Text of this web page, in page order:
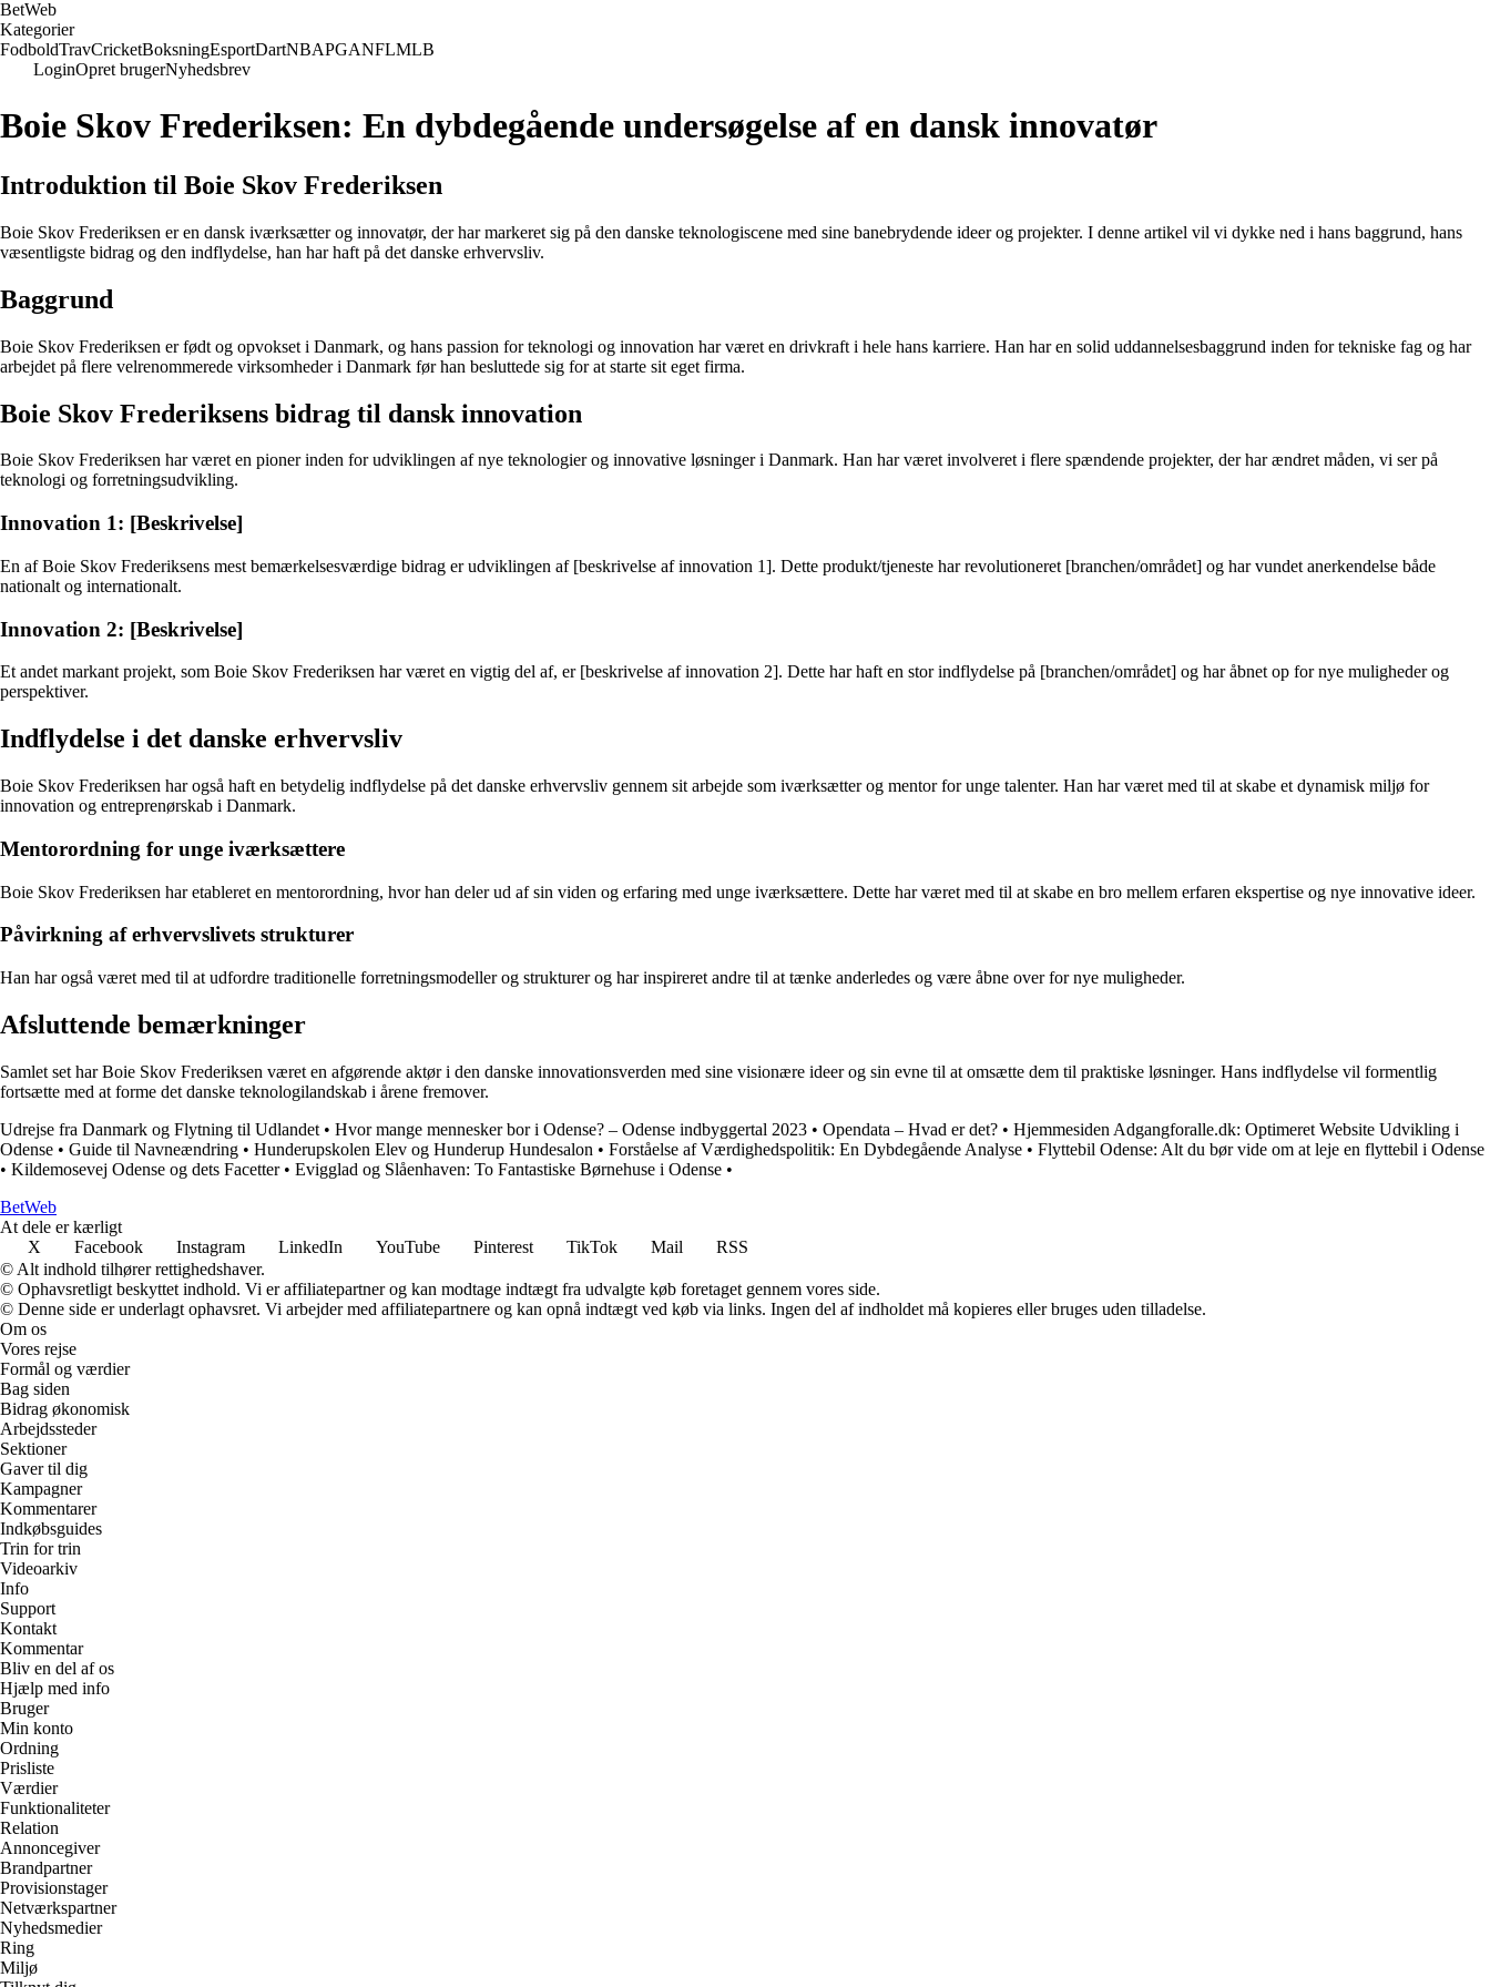
BetWeb
Kategorier
FodboldTravCricketBoksningEsportDartNBAPGANFLMLB
LoginOpret brugerNyhedsbrev
Boie Skov Frederiksen: En dybdegående undersøgelse af en dansk innovatør
Introduktion til Boie Skov Frederiksen
Boie Skov Frederiksen er en dansk iværksætter og innovatør, der har markeret sig på den danske teknologiscene med sine banebrydende ideer og projekter. I denne artikel vil vi dykke ned i hans baggrund, hans
væsentligste bidrag og den indflydelse, han har haft på det danske erhvervsliv.
Baggrund
Boie Skov Frederiksen er født og opvokset i Danmark, og hans passion for teknologi og innovation har været en drivkraft i hele hans karriere. Han har en solid uddannelsesbaggrund inden for tekniske fag og har
arbejdet på flere velrenommerede virksomheder i Danmark før han besluttede sig for at starte sit eget firma.
Boie Skov Frederiksens bidrag til dansk innovation
Boie Skov Frederiksen har været en pioner inden for udviklingen af nye teknologier og innovative løsninger i Danmark. Han har været involveret i flere spændende projekter, der har ændret måden, vi ser på
teknologi og forretningsudvikling.
Innovation 1: [Beskrivelse]
En af Boie Skov Frederiksens mest bemærkelsesværdige bidrag er udviklingen af [beskrivelse af innovation 1]. Dette produkt/tjeneste har revolutioneret [branchen/området] og har vundet anerkendelse både
nationalt og internationalt.
Innovation 2: [Beskrivelse]
Et andet markant projekt, som Boie Skov Frederiksen har været en vigtig del af, er [beskrivelse af innovation 2]. Dette har haft en stor indflydelse på [branchen/området] og har åbnet op for nye muligheder og
perspektiver.
Indflydelse i det danske erhvervsliv
Boie Skov Frederiksen har også haft en betydelig indflydelse på det danske erhvervsliv gennem sit arbejde som iværksætter og mentor for unge talenter. Han har været med til at skabe et dynamisk miljø for
innovation og entreprenørskab i Danmark.
Mentorordning for unge iværksættere
Boie Skov Frederiksen har etableret en mentorordning, hvor han deler ud af sin viden og erfaring med unge iværksættere. Dette har været med til at skabe en bro mellem erfaren ekspertise og nye innovative ideer.
Påvirkning af erhvervslivets strukturer
Han har også været med til at udfordre traditionelle forretningsmodeller og strukturer og har inspireret andre til at tænke anderledes og være åbne over for nye muligheder.
Afsluttende bemærkninger
Samlet set har Boie Skov Frederiksen været en afgørende aktør i den danske innovationsverden med sine visionære ideer og sin evne til at omsætte dem til praktiske løsninger. Hans indflydelse vil formentlig
fortsætte med at forme det danske teknologilandskab i årene fremover.
Udrejse fra Danmark og Flytning til Udlandet • Hvor mange mennesker bor i Odense? – Odense indbyggertal 2023 • Opendata – Hvad er det? • Hjemmesiden Adgangforalle.dk: Optimeret Website Udvikling i
Odense • Guide til Navneændring • Hunderupskolen Elev og Hunderup Hundesalon • Forståelse af Værdighedspolitik: En Dybdegående Analyse • Flyttebil Odense: Alt du bør vide om at leje en flyttebil i Odense
• Kildemosevej Odense og dets Facetter• Evigglad og Slåenhaven: To Fantastiske Børnehuse i Odense •
BetWeb
At dele er kærligt
X
Facebook Instagram LinkedIn YouTube Pinterest TikTok Mail
RSS
© Alt indhold tilhører rettighedshaver.
© Ophavsretligt beskyttet indhold. Vi er affiliatepartner og kan modtage indtægt fra udvalgte køb foretaget gennem vores side.
© Denne side er underlagt ophavsret. Vi arbejder med affiliatepartnere og kan opnå indtægt ved køb via links. Ingen del af indholdet må kopieres eller bruges uden tilladelse.
Om os
Vores rejse
Formål og værdier
Bag siden
Bidrag økonomisk
Arbejdssteder
Sektioner
Gaver til dig
Kampagner
Kommentarer
Indkøbsguides
Trin for trin
Videoarkiv
Info
Support
Kontakt
Kommentar
Bliv en del af os
Hjælp med info
Bruger
Min konto
Ordning
Prisliste
Værdier
Funktionaliteter
Relation
Annoncegiver
Brandpartner
Provisionstager
Netværkspartner
Nyhedsmedier
Ring
Miljø